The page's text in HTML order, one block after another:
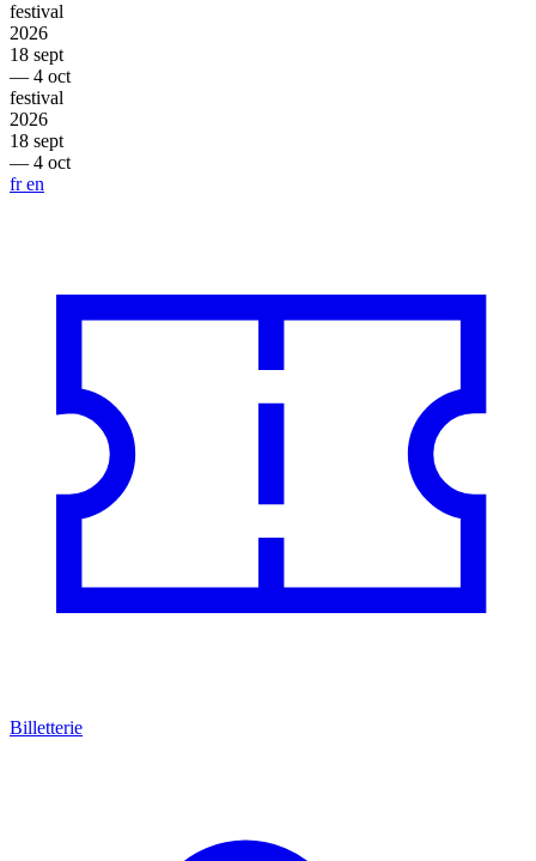
festival
2026
18 sept
— 4 oct
festival
2026
18 sept
— 4 oct
fren
Billetterie